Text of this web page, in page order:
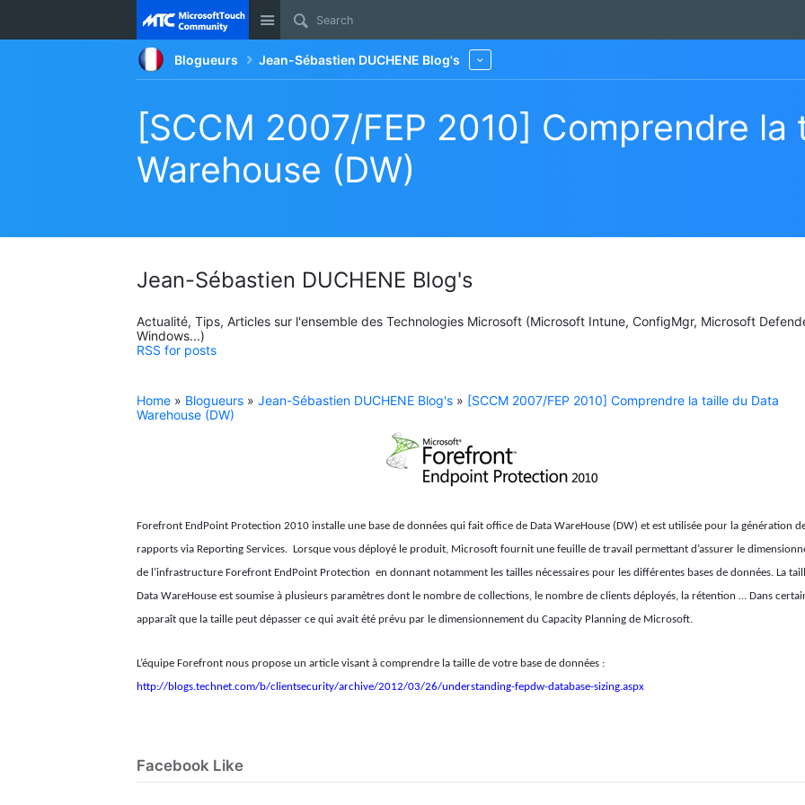
Site
Blogueurs Jean-Sébastien DUCHENE Blog's
[SCCM 2007/FEP 2010] Comprendre la
Warehouse (DW)
Jean-Sébastien DUCHENE Blog's
Actualité, Tips, Articles sur l'ensemble des Technologies Microsoft (Microsoft Intune, ConfigMgr, Microsoft
Windows...)
RSS for posts
Home » Blogueurs » Jean-Sébastien DUCHENE Blog's » [SCCM 2007/FEP 2010] Comprendre la taille du Data
Warehouse (DW)
Forefront EndPoint Protection 2010 installe une base de données qui fait office de Data WareHouse (DW) et est utilisée pour la génération
rapports via Reporting Services. Lorsque vous déployé le produit, Microsoft fournit une feuille de travail permettant d’assurer le
de l’infrastructure Forefront EndPoint Protection en donnant notamment les tailles nécessaires pour les différentes bases de données. La
Data WareHouse est soumise à plusieurs paramètres dont le nombre de collections, le nombre de clients déployés, la rétention … Dans
apparaît que la taille peut dépasser ce qui avait été prévu par le dimensionnement du Capacity Planning de Microsoft.
L’équipe Forefront nous propose un article visant à comprendre la taille de votre base de données :
http://blogs.technet.com/b/clientsecurity/archive/2012/03/26/understanding-fepdw-database-sizing.aspx
Facebook Like